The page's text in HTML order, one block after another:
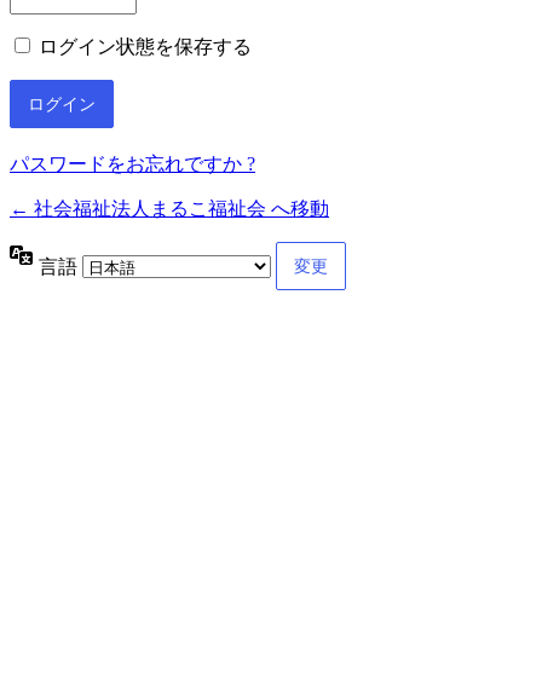
ログイン状態を保存する
パスワードをお忘れですか ?
← 社会福祉法人まるこ福祉会 へ移動
言語